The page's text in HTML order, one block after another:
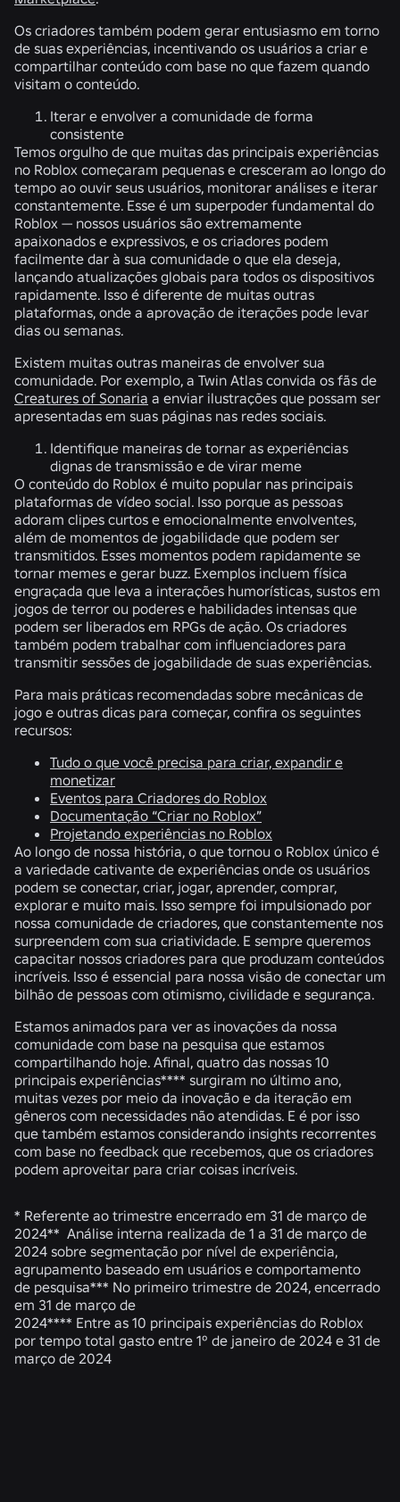
Os criadores também podem gerar entusiasmo em torno
de suas experiências, incentivando os usuários a criar e
compartilhar conteúdo com base no que fazem quando
visitam o conteúdo.
Iterar e envolver a comunidade de forma
consistente
Temos orgulho de que muitas das principais experiências
no Roblox começaram pequenas e cresceram ao longo do
tempo ao ouvir seus usuários, monitorar análises e iterar
constantemente. Esse é um superpoder fundamental do
Roblox — nossos usuários são extremamente
apaixonados e expressivos, e os criadores podem
facilmente dar à sua comunidade o que ela deseja,
lançando atualizações globais para todos os dispositivos
rapidamente. Isso é diferente de muitas outras
plataformas, onde a aprovação de iterações pode levar
dias ou semanas.
Existem muitas outras maneiras de envolver sua
comunidade. Por exemplo, a Twin Atlas convida os fãs de
Creatures of Sonaria a enviar ilustrações que possam ser
apresentadas em suas páginas nas redes sociais.
Identifique maneiras de tornar as experiências
dignas de transmissão e de virar meme
O conteúdo do Roblox é muito popular nas principais
plataformas de vídeo social. Isso porque as pessoas
adoram clipes curtos e emocionalmente envolventes,
além de momentos de jogabilidade que podem ser
transmitidos. Esses momentos podem rapidamente se
tornar memes e gerar buzz. Exemplos incluem física
engraçada que leva a interações humorísticas, sustos em
jogos de terror ou poderes e habilidades intensas que
podem ser liberados em RPGs de ação. Os criadores
também podem trabalhar com influenciadores para
transmitir sessões de jogabilidade de suas experiências.
Para mais práticas recomendadas sobre mecânicas de
jogo e outras dicas para começar, confira os seguintes
recursos:
Tudo o que você precisa para criar, expandir e
monetizar
Eventos para Criadores do Roblox
Documentação “Criar no Roblox”
Projetando experiências no Roblox
Ao longo de nossa história, o que tornou o Roblox único é
a variedade cativante de experiências onde os usuários
podem se conectar, criar, jogar, aprender, comprar,
explorar e muito mais. Isso sempre foi impulsionado por
nossa comunidade de criadores, que constantemente nos
surpreendem com sua criatividade. E sempre queremos
capacitar nossos criadores para que produzam conteúdos
incríveis. Isso é essencial para nossa visão de conectar um
bilhão de pessoas com otimismo, civilidade e segurança.
Estamos animados para ver as inovações da nossa
comunidade com base na pesquisa que estamos
compartilhando hoje. Afinal, quatro das nossas 10
principais experiências**** surgiram no último ano,
muitas vezes por meio da inovação e da iteração em
gêneros com necessidades não atendidas. E é por isso
que também estamos considerando insights recorrentes
com base no feedback que recebemos, que os criadores
podem aproveitar para criar coisas incríveis.
* Referente ao trimestre encerrado em 31 de março de
2024** Análise interna realizada de 1 a 31 de março de
2024 sobre segmentação por nível de experiência,
agrupamento baseado em usuários e comportamento
de pesquisa*** No primeiro trimestre de 2024, encerrado
em 31 de março de
2024**** Entre as 10 principais experiências do Roblox
por tempo total gasto entre 1º de janeiro de 2024 e 31 de
março de 2024